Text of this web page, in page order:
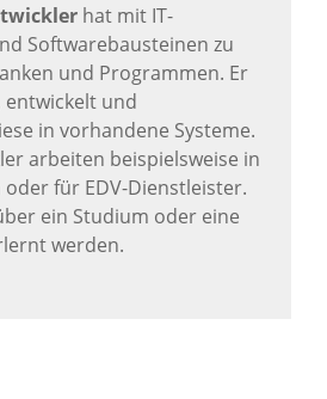
hat mit IT-
Softwarebausteinen zu
und Programmen. Er
und
in vorhandene Systeme.
arbeiten beispielsweise in
für EDV-Dienstleister.
ein Studium oder eine
werden.